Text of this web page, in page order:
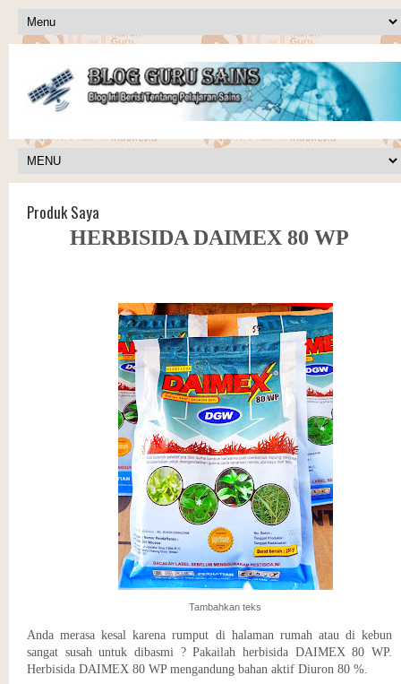
Produk Saya
HERBISIDA DAIMEX 80 WP
Tambahkan teks
Anda merasa kesal karena rumput di halaman rumah atau di kebun
sangat susah untuk dibasmi ? Pakailah herbisida DAIMEX 80 WP.
Herbisida DAIMEX 80 WP mengandung bahan aktif Diuron 80 %.